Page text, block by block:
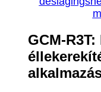
GCM-